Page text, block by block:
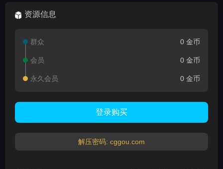
资源信息
群众 0 金币
会员 0 金币
永久会员 0 金币
登录购买
解压密码: cggou.com